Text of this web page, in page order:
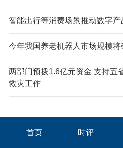
智能出行等消费场景推动数字
今年我国养老机器人市场规模将
两部门预拨1.6亿元资金 支持五
救灾工作
首页 时评